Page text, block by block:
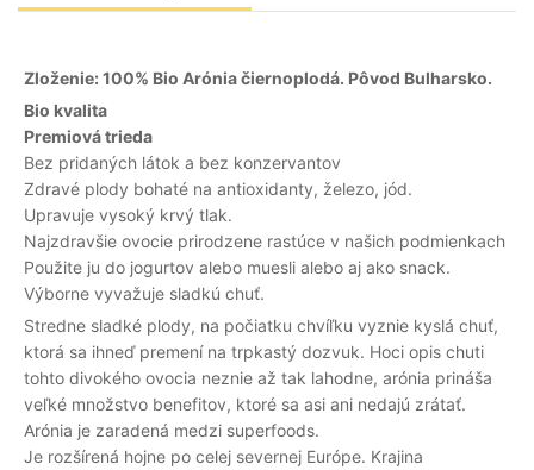
Zloženie: 100% Bio Arónia čiernoplodá. Pôvod Bulharsko.
Bio kvalita
Premiová trieda
Bez pridaných látok a bez konzervantov
Zdravé plody bohaté na antioxidanty, železo, jód.
Upravuje vysoký krvý tlak.
Najzdravšie ovocie prirodzene rastúce v našich podmienkach
Použite ju do jogurtov alebo muesli alebo aj ako snack.
Výborne vyvažuje sladkú chuť.
Stredne sladké plody, na počiatku chvíľku vyznie kyslá chuť,
ktorá sa ihneď premení na trpkastý dozvuk. Hoci opis chuti
tohto divokého ovocia neznie až tak lahodne, arónia prináša
veľké množstvo benefitov, ktoré sa asi ani nedajú zrátať.
Arónia je zaradená medzi superfoods.
Je rozšírená hojne po celej severnej Európe. Krajina